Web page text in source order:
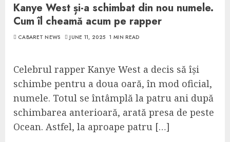
Kanye West și-a schimbat din nou numele.
Cum îl cheamă acum pe rapper
CABARET NEWS JUNE 11, 2025 1 MIN READ
Celebrul rapper Kanye West a decis să își
schimbe pentru a doua oară, în mod oficial,
numele. Totul se întâmplă la patru ani după
schimbarea anterioară, arată presa de peste
Ocean. Astfel, la aproape patru […]